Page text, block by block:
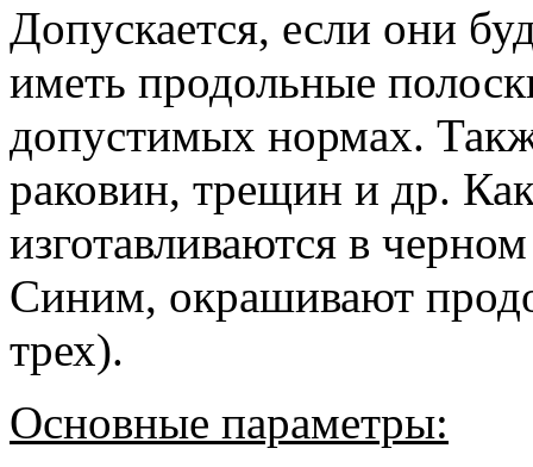
Допускается, если они
иметь продольные
допустимых нормах.
раковин, трещин и др.
изготавливаются в
Синим, окрашивают
трех).
Основные параметры: